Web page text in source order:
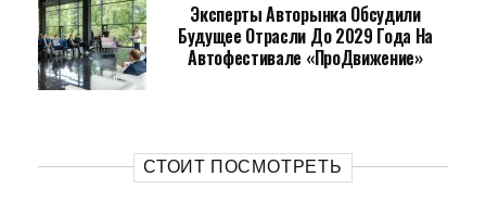
Эксперты Авторынка Обсудили
Будущее Отрасли До 2029 Года На
Автофестивале «ПроДвижение»
СТОИТ ПОСМОТРЕТЬ